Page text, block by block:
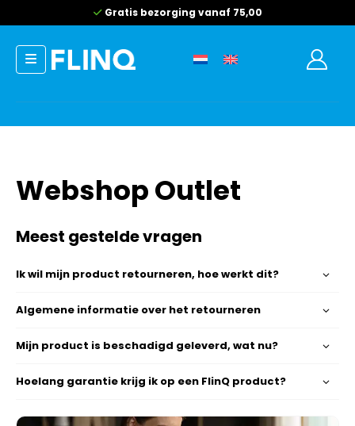
Gratis bezorging vanaf 75,00
Webshop Outlet
Meest gestelde vragen
Ik wil mijn product retourneren, hoe werkt dit?
Algemene informatie over het retourneren
Mijn product is beschadigd geleverd, wat nu?
Hoelang garantie krijg ik op een FlinQ product?